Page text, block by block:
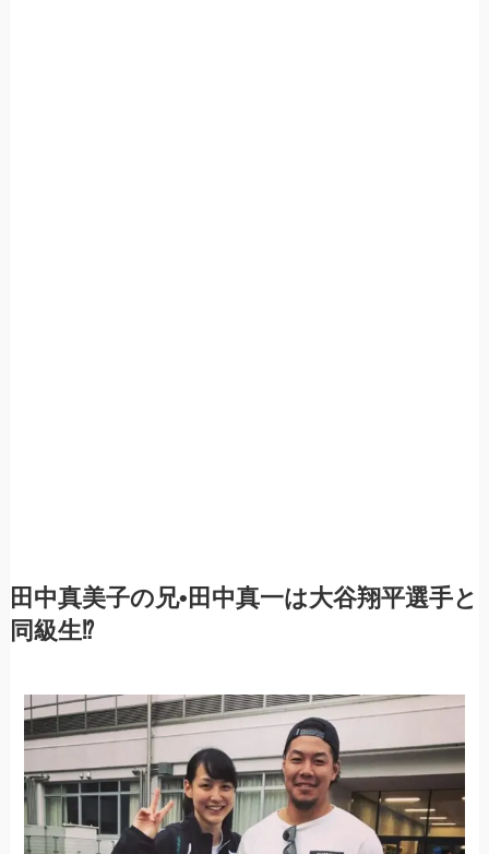
田中真美子の兄•田中真一は大谷翔平選手と
同級生⁉︎